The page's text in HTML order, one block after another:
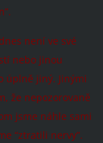
není ve své
nebo jinou
úplně jiný. Jinými
že nepozorovaně
jsme náhle sami
“ztratili nervy”.